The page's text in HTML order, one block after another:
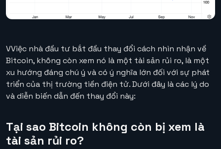
VViệc nhà đầu tư bắt đầu thay đổi cách nhìn nhận về
Bitcoin, không còn xem nó là một tài sản rủi ro, là một
xu hướng đáng chú ý và có ý nghĩa lớn đối với sự phát
triển của thị trường tiền điện tử. Dưới đây là các lý do
và diễn biến dẫn đến thay đổi này:
Tại sao Bitcoin không còn bị xem là
tài sản rủi ro?